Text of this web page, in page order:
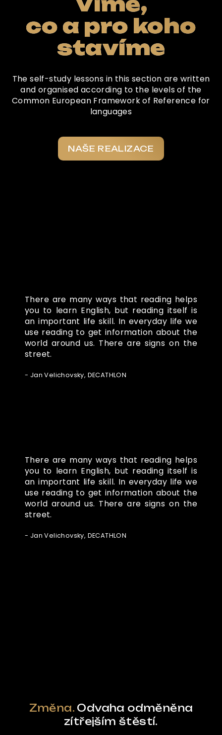
co a pro koho
stavíme
The self-study lessons in this section are written
and organised according to the levels of the
Common European Framework of Reference for
languages
NAŠE REALIZACE
There are many ways that reading helps
you to learn English, but reading itself is
an important life skill. In everyday life we
use reading to get information about the
world around us. There are signs on the
street.
- Jan Velichovsky, DECATHLON
There are many ways that reading helps
you to learn English, but reading itself is
an important life skill. In everyday life we
use reading to get information about the
world around us. There are signs on the
street.
- Jan Velichovsky, DECATHLON
Změna. Odvaha odměněna
zítřejším štěstí.